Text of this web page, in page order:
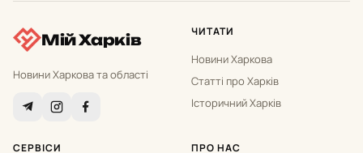
Мій Харків
Новини Харкова та області
ЧИТАТИ
Новини Харкова
Статті про Харків
Історичний Харків
СЕРВІСИ ПРО НАС